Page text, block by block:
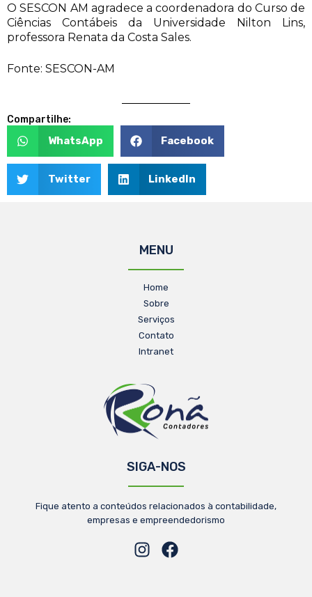
O SESCON AM agradece a coordenadora do Curso de
Ciências Contábeis da Universidade Nilton Lins,
professora Renata da Costa Sales.
Fonte: SESCON-AM
Compartilhe:
WhatsApp Facebook
Twitter LinkedIn
MENU
Home
Sobre
Serviços
Contato
Intranet
SIGA-NOS
Fique atento a conteúdos relacionados à contabilidade,
empresas e empreendedorismo